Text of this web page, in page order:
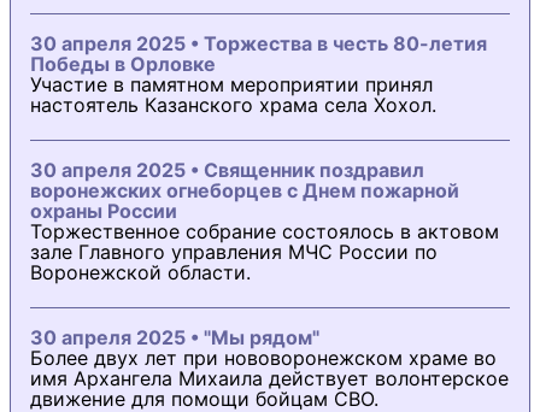
30 апреля 2025 • Торжества в честь 80-летия
Победы в Орловке
Участие в памятном мероприятии принял
настоятель Казанского храма села Хохол.
30 апреля 2025 • Священник поздравил
воронежских огнеборцев с Днем пожарной
охраны России
Торжественное собрание состоялось в актовом
зале Главного управления МЧС России по
Воронежской области.
30 апреля 2025 • "Мы рядом"
Более двух лет при нововоронежском храме во
имя Архангела Михаила действует волонтерское
движение для помощи бойцам СВО.